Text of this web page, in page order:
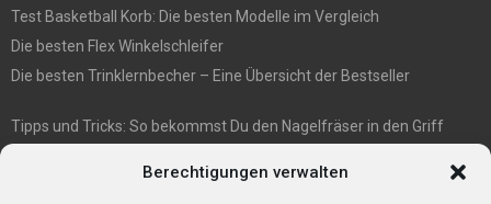
Berechtigungen verwalten
Test Basketball Korb: Die besten Modelle im Vergleich
Die besten Flex Winkelschleifer
Die besten Trinklernbecher – Eine Übersicht der Bestseller
Tipps und Tricks: So bekommst Du den Nagelfräser in den Griff
Veganismus und Vegetarismus: Was ist der Unterschied?